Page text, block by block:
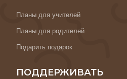
Планы для учителей
Планы для родителей
Подарить подарок
ПОДДЕРЖИВАТЬ